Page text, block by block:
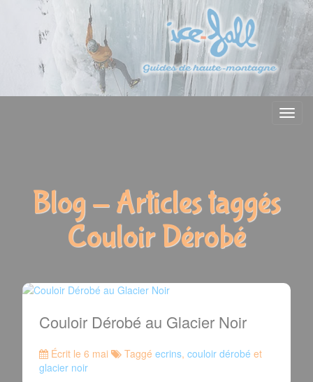
Menu
Blog - Articles taggés
Couloir Dérobé
Couloir Dérobé au Glacier Noir
Écrit le 6 mai Taggé ecrins, couloir dérobé et
glacier noir